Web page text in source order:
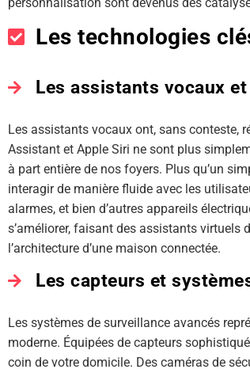
Les technologies
Les assistants vocaux
Les assistants vocaux ont, sans conteste,
Assistant et Apple Siri ne sont plus
à part entière de nos foyers. Plus qu’un
interagir de manière fluide avec les
alarmes, et bien d’autres appareils
s’améliorer, faisant des assistants
l’architecture d’une maison connectée.
Les capteurs et
Les systèmes de surveillance avancés
moderne. Équipées de capteurs
coin de votre domicile. Des caméras de